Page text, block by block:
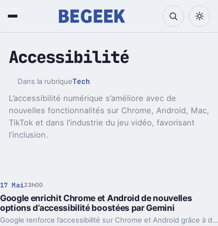
Accessibilité
Dans la rubriqueTech
L’accessibilité numérique s’améliore avec de
nouvelles fonctionnalités sur Chrome, Android, Mac,
TikTok et dans l’industrie du jeu vidéo, favorisant
l’inclusion.
17 Mai23h00
Google enrichit Chrome et Android de nouvelles
options d’accessibilité boostées par Gemini
Google renforce l’accessibilité sur Chrome et Android grâce à de nouvelles fonctionnalités alimentées par Gemini, son intelligence artificielle. Ces améliorations visent à faciliter la navigation et l’utilisation des appareils pour les personnes en situation de handicap.